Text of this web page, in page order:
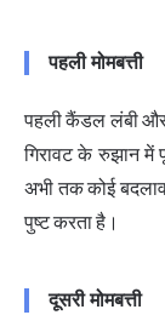
पहली मोमबत्ती
पहली कैंडल लंबी और
गिरावट के रुझान में
अभी तक कोई
पुष्ट करता है।
दूसरी मोमबत्ती